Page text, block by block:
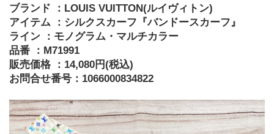
ブランド ：LOUIS VUITTON(ルイヴィトン)
アイテム ：シルクスカーフ『バンドースカーフ』
ライン ：モノグラム・マルチカラー
品番 ：M71991
販売価格 ：14,080円(税込)
お問合せ番号：1066000834822